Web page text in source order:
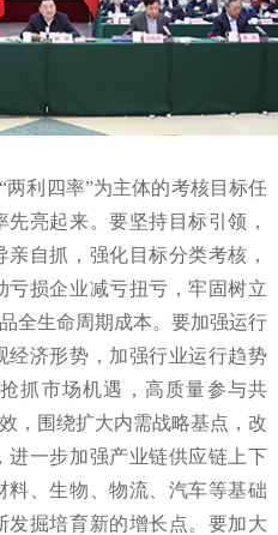
利四率”为主体的考核目标任
亮起来。要坚持目标引领，
自抓，强化目标分类考核，
损企业减亏扭亏，牢固树立
全生命周期成本。要加强运行
经济形势，加强行业运行趋势
抓市场机遇，高质量参与共
，围绕扩大内需战略基点，改
进一步加强产业链供应链上下
、生物、物流、汽车等基础
掘培育新的增长点。要加大